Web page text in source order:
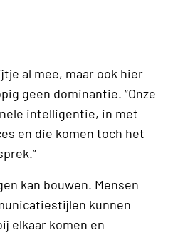
al mee, maar ook hier
geen dominantie. “Onze
intelligentie, in met
en die komen toch het
kan bouwen. Mensen
kunnen
elkaar komen en